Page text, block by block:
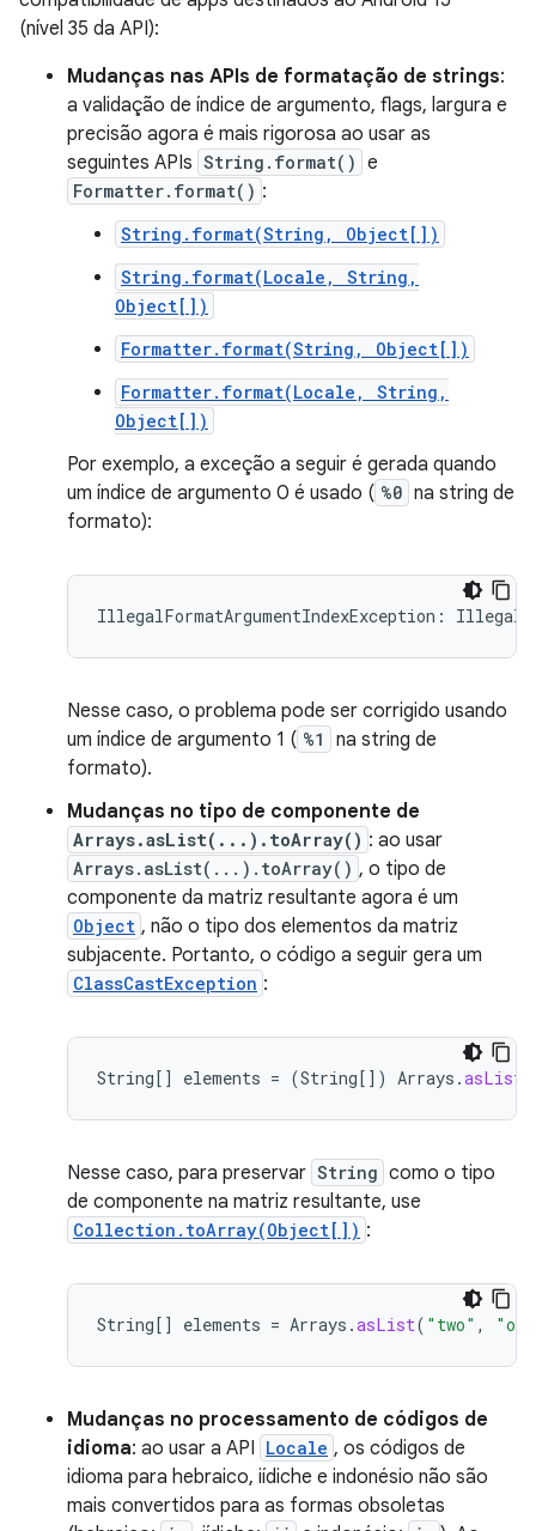
(nível 35 da API):
Mudanças nas APIs de formatação de strings:
a validação de índice de argumento, flags, largura e
precisão agora é mais rigorosa ao usar as
seguintes APIs String.format() e
Formatter.format() :
String.format(String, Object[])
String.format(Locale, String,
Object[])
Formatter.format(String, Object[])
Formatter.format(Locale, String,
Object[])
Por exemplo, a exceção a seguir é gerada quando
um índice de argumento 0 é usado ( %0 na string de
formato):
Nesse caso, o problema pode ser corrigido usando
um índice de argumento 1 ( %1
na string de
formato).
Mudanças no tipo de componente de
Arrays.asList(...).toArray() : ao usar
Arrays.asList(...).toArray() , o tipo de
componente da matriz resultante agora é um
Object , não o tipo dos elementos da matriz
subjacente. Portanto, o código a seguir gera um
ClassCastException :
String[] elements = (String[] ) Arrays .asList
Nesse caso, para preservar String como o tipo
de componente na matriz resultante, use
Collection.toArray(Object[]) :
String[] elements = Arrays .asList( "two" ,
Mudanças no processamento de códigos de
idioma: ao usar a API Locale , os códigos de
idioma para hebraico, iídiche e indonésio não são
mais convertidos para as formas obsoletas